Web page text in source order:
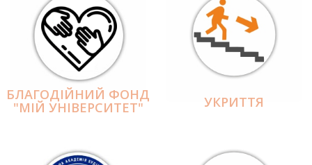
БЛАГОДІЙНИЙ ФОНД
"МІЙ УНІВЕРСИТЕТ" УКРИТТЯ